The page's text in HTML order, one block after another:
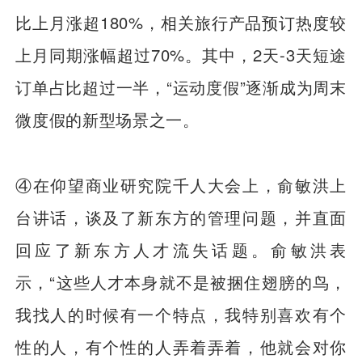
比上月涨超180%，相关旅行产品预订热度较
上月同期涨幅超过70%。其中，2天-3天短途
订单占比超过一半，“运动度假”逐渐成为周末
微度假的新型场景之一。
④在仰望商业研究院千人大会上，俞敏洪上
台讲话，谈及了新东方的管理问题，并直面
回应了新东方人才流失话题。俞敏洪表
示，“这些人才本身就不是被捆住翅膀的鸟，
我找人的时候有一个特点，我特别喜欢有个
性的人，有个性的人弄着弄着，他就会对你